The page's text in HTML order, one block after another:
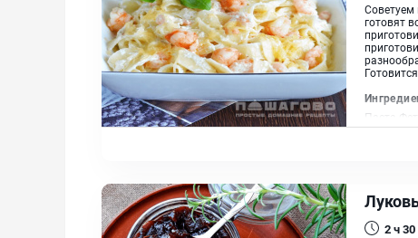
Советуем
готовят
Паста
2 ч 30